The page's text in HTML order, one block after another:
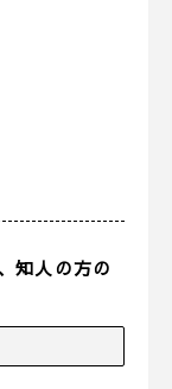
知人の方の